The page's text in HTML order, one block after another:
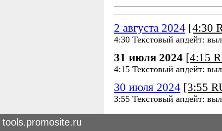
2 августа 2024 [4:30
4:30 Текстовый апдейт:
31 июля 2024 [4:15
4:15 Текстовый апдейт:
30 июля 2024 [3:55
3:55 Текстовый апдейт:
tools.promosite.ru